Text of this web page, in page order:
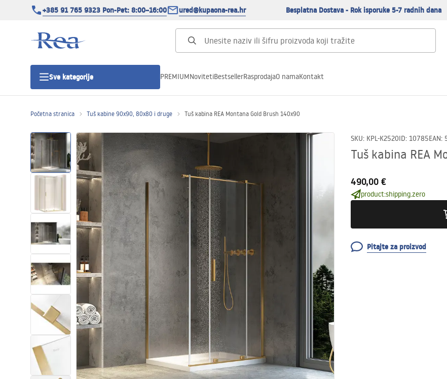
+385 91 765 9323 Pon-Pet: 8:00–16:00 ured@kupaona-rea.hr Besplatna Dostava - Rok isporuke 5-7 radnih dana
Sve kategorije
Tuš vrata
Tuš kade
Tuš Kanalice
WC školjke
Umivaonici
Kade i paravani
Miješalice, pipe, slavine
PREMIUMNovitetiBestsellerRasprodajaO namaKontakt
Početna stranica Tuš kabine 90x90, 80x80 i druge Tuš kabina REA Montana Gold Brush 140x90
SKU: KPL-K2520ID: 10785EAN:
Tuš kabina REA
490,00 €
product:shipping.zero
Pitajte za proizvod